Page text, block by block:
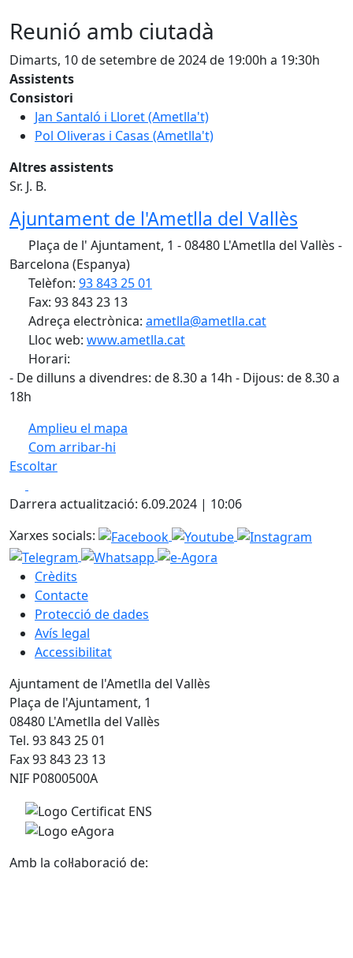
Reunió amb ciutadà
Dimarts, 10 de setembre de 2024 de 19:00h a 19:30h
Assistents
Consistori
Jan Santaló i Lloret (Ametlla't)
Pol Oliveras i Casas (Ametlla't)
Altres assistents
Sr. J. B.
Ajuntament de l'Ametlla del Vallès
Plaça de l' Ajuntament, 1 - 08480 L'Ametlla del Vallès -
Barcelona (Espanya)
Telèfon: 93 843 25 01
Fax: 93 843 23 13
Adreça electrònica: ametlla@ametlla.cat
Lloc web: www.ametlla.cat
Horari:
- De dilluns a divendres: de 8.30 a 14h - Dijous: de 8.30 a
18h
Amplieu el mapa
Com arribar-hi
+
−
Escoltar
Darrera actualització: 6.09.2024 | 10:06
Xarxes socials:
Crèdits
Contacte
Protecció de dades
Avís legal
Accessibilitat
Ajuntament de l'Ametlla del Vallès
Plaça de l'Ajuntament, 1
08480 L'Ametlla del Vallès
Tel. 93 843 25 01
Fax 93 843 23 13
NIF P0800500A
Amb la col·laboració de: